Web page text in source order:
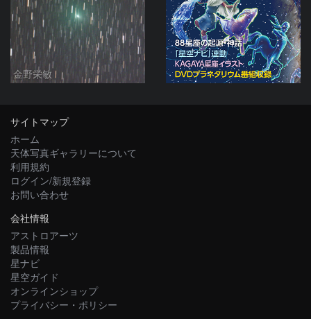
金野栄敏
サイトマップ
ホーム
天体写真ギャラリーについて
利用規約
ログイン/新規登録
お問い合わせ
会社情報
アストロアーツ
製品情報
星ナビ
星空ガイド
オンラインショップ
プライバシー・ポリシー